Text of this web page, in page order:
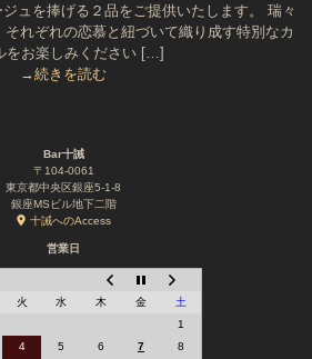
ュを捧げる２品をご提供いたします。 瑞々
それぞれの恋慕と紐づいて織り成す特別なカ
をお楽しみください […]
→続きを読む
Bar十誡
〒104-0061
東京都中央区銀座5-1-8
銀座MSビル地下二階
十誡へのAccess
営業日
火 水 木 金
土
1
4 5 6 7
8